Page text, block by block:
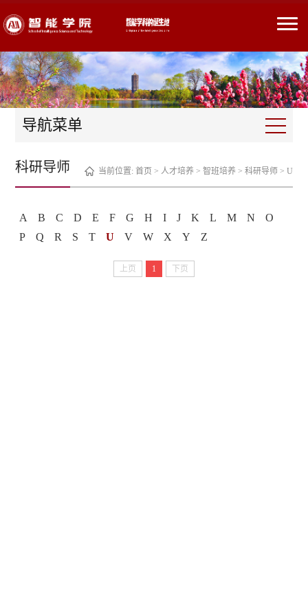
导航菜单
当前位置: 首页 > 人才培养 > 智班培养 > 科研导师> U
科研导师
A B C D E F G H I J K L M N
O
P
Q R S T U V W X Y Z
上页 1 下页